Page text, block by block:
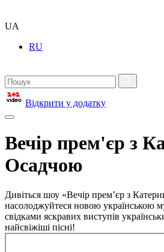
UA
RU
Відкрити у додатку
Вечір прем'єр з
Осадчою
Дивіться шоу «Вечір прем’єр з
насолоджуйтеся новою українською
свідками яскравих виступів
найсвіжіші пісні!